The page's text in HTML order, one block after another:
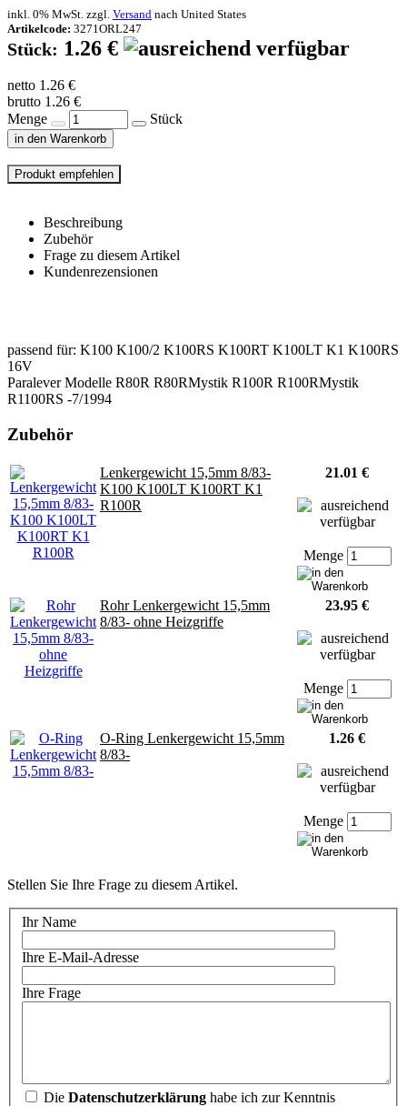
inkl. 0% MwSt. zzgl. Versand nach United States
Artikelcode: 3271ORL247
Stück: 1.26 €
netto 1.26 €
brutto 1.26 €
Menge
Stück
in den Warenkorb
Beschreibung
Zubehör
Frage zu diesem Artikel
Kundenrezensionen
passend für: K100 K100/2 K100RS K100RT K100LT K1 K100RS
16V
Paralever Modelle R80R R80RMystik R100R R100RMystik
R1100RS -7/1994
Zubehör
Lenkergewicht 15,5mm 8/83-
K100 K100LT K100RT K1
R100R
21.01 €
Menge
Rohr Lenkergewicht 15,5mm
8/83- ohne Heizgriffe
23.95 €
Menge
O-Ring Lenkergewicht 15,5mm
8/83-
1.26 €
Menge
Stellen Sie Ihre Frage zu diesem Artikel.
Ihr Name
Ihre E-Mail-Adresse
Ihre Frage
Die Datenschutzerklärung habe ich zur Kenntnis